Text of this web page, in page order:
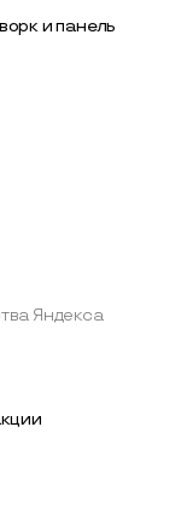
и панель
Яндекса